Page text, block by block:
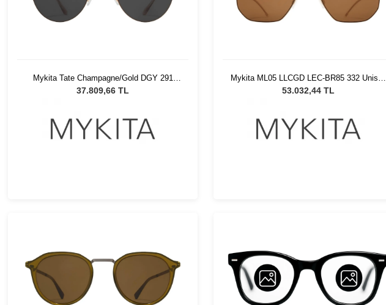
Mykita Tate Champagne/Gold DGY 291
Unisex Güneş Gözlüğü
37.809,66 TL
Mykita ML05 LLCGD LEC-BR85 332 Unisex
Güneş Gözlüğü
53.032,44 TL